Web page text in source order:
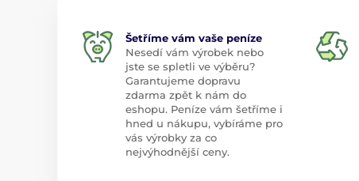
Šetříme vám vaše peníze
Nesedí vám výrobek nebo
jste se spletli ve výběru?
Garantujeme dopravu
zdarma zpět k nám do
eshopu. Peníze vám šetříme i
hned u nákupu, vybíráme pro
vás výrobky za co
nejvýhodnější ceny.